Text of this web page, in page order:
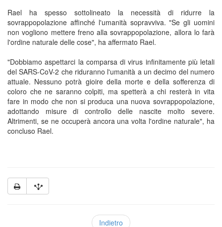
Rael ha spesso sottolineato la necessità di ridurre la
sovrappopolazione affinché l'umanità sopravviva. "Se gli uomini
non vogliono mettere freno alla sovrappopolazione, allora lo farà
l'ordine naturale delle cose", ha affermato Rael.
"Dobbiamo aspettarci la comparsa di virus infinitamente più letali
del SARS-CoV-2 che riduranno l'umanità a un decimo del numero
attuale. Nessuno potrà gioire della morte e della sofferenza di
coloro che ne saranno colpiti, ma spetterà a chi resterà in vita
fare in modo che non si produca una nuova sovrappopolazione,
adottando misure di controllo delle nascite molto severe.
Altrimenti, se ne occuperà ancora una volta l'ordine naturale", ha
concluso Rael.
Indietro